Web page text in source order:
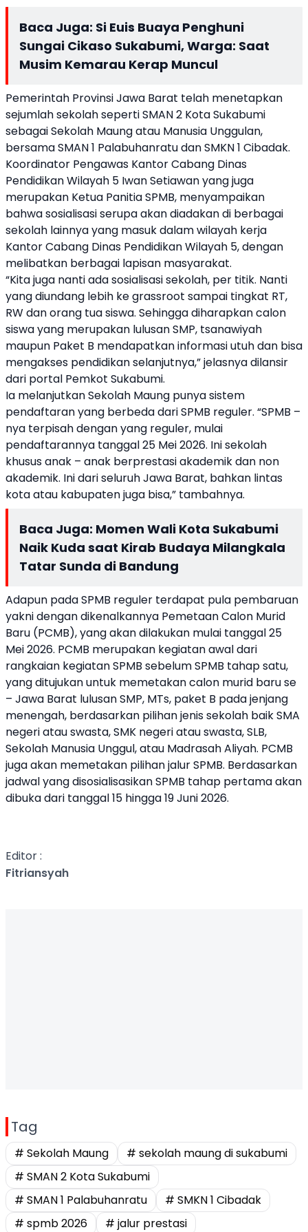
Baca Juga: Si Euis Buaya Penghuni
Sungai Cikaso Sukabumi, Warga: Saat
Musim Kemarau Kerap Muncul
Pemerintah Provinsi Jawa Barat telah menetapkan
sejumlah sekolah seperti SMAN 2 Kota Sukabumi
sebagai Sekolah Maung atau Manusia Unggulan,
bersama SMAN 1 Palabuhanratu dan SMKN 1 Cibadak.
Koordinator Pengawas Kantor Cabang Dinas
Pendidikan Wilayah 5 Iwan Setiawan yang juga
merupakan Ketua Panitia SPMB, menyampaikan
bahwa sosialisasi serupa akan diadakan di berbagai
sekolah lainnya yang masuk dalam wilayah kerja
Kantor Cabang Dinas Pendidikan Wilayah 5, dengan
melibatkan berbagai lapisan masyarakat.
“Kita juga nanti ada sosialisasi sekolah, per titik. Nanti
yang diundang lebih ke grassroot sampai tingkat RT,
RW dan orang tua siswa. Sehingga diharapkan calon
siswa yang merupakan lulusan SMP, tsanawiyah
maupun Paket B mendapatkan informasi utuh dan bisa
mengakses pendidikan selanjutnya,” jelasnya dilansir
dari portal Pemkot Sukabumi.
Ia melanjutkan Sekolah Maung punya sistem
pendaftaran yang berbeda dari SPMB reguler. “SPMB –
nya terpisah dengan yang reguler, mulai
pendaftarannya tanggal 25 Mei 2026. Ini sekolah
khusus anak – anak berprestasi akademik dan non
akademik. Ini dari seluruh Jawa Barat, bahkan lintas
kota atau kabupaten juga bisa,” tambahnya.
Baca Juga: Momen Wali Kota Sukabumi
Naik Kuda saat Kirab Budaya Milangkala
Tatar Sunda di Bandung
Adapun pada SPMB reguler terdapat pula pembaruan
yakni dengan dikenalkannya Pemetaan Calon Murid
Baru (PCMB), yang akan dilakukan mulai tanggal 25
Mei 2026. PCMB merupakan kegiatan awal dari
rangkaian kegiatan SPMB sebelum SPMB tahap satu,
yang ditujukan untuk memetakan calon murid baru se
– Jawa Barat lulusan SMP, MTs, paket B pada jenjang
menengah, berdasarkan pilihan jenis sekolah baik SMA
negeri atau swasta, SMK negeri atau swasta, SLB,
Sekolah Manusia Unggul, atau Madrasah Aliyah. PCMB
juga akan memetakan pilihan jalur SPMB. Berdasarkan
jadwal yang disosialisasikan SPMB tahap pertama akan
dibuka dari tanggal 15 hingga 19 Juni 2026.
Editor :
Fitriansyah
Tag
# Sekolah Maung
# sekolah maung di sukabumi
# SMAN 2 Kota Sukabumi
# SMAN 1 Palabuhanratu
# SMKN 1 Cibadak
# spmb 2026
# jalur prestasi